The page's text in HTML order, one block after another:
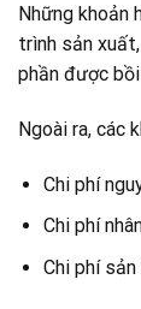
Những khoản
trình sản
phần được
Ngoài ra, các
Chi phí
Chi phí
Chi phí